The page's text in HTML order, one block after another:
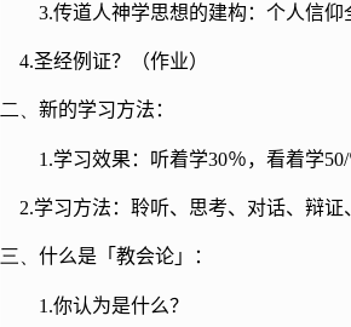
3.传道人神学思想的建构：个人信
4.圣经例证？（作业）
二、 新的学习方法：
1.学习效果：听着学30％，看着学50/
2.学习方法：聆听、思考、对话、辩证
三、 什么是「教会论」：
1.你认为是什么？